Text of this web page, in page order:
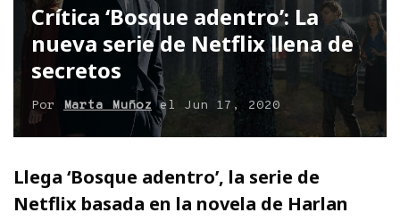
Crítica ‘Bosque adentro’: La
nueva serie de Netflix llena de
secretos
Por Marta Muñoz el Jun 17, 2020
Llega ‘Bosque adentro’, la serie de
Netflix basada en la novela de Harlan